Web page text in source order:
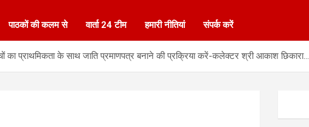
पाठकों की कलम से वार्ता 24 टीम हमारी नीतियां संपर्क करें
प्राथमिकता के साथ जाति प्रमाणपत्र बनाने की प्रक्रिया करें-कलेक्टर श्री आकाश छिकारा…